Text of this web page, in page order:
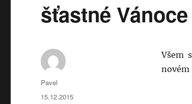
šťastné Vánoce
Všem
novém
Autor:
Pavel
Publikováno:
15.12.2015